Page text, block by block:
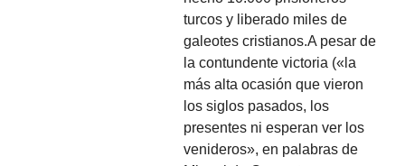
turcos y liberado miles de
galeotes cristianos.A pesar de
la contundente victoria («la
más alta ocasión que vieron
los siglos pasados, los
presentes ni esperan ver los
venideros», en palabras de